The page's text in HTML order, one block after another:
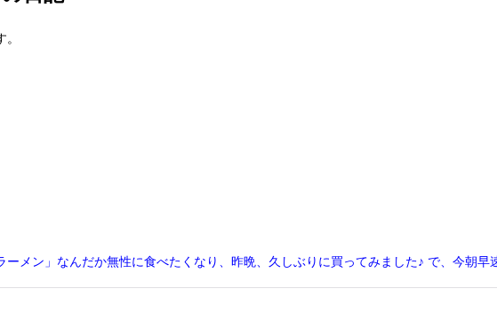
メン」なんだか無性に食べたくなり、昨晩、久しぶりに買ってみました♪ で、今朝